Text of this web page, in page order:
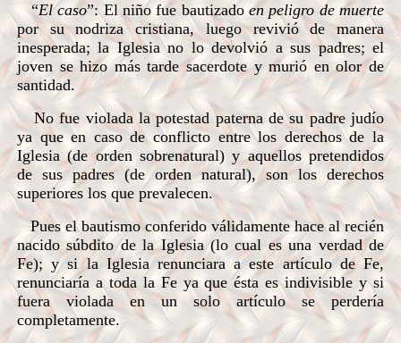
“El caso”: El niño fue bautizadoen peligro de muerte
por su nodriza cristiana, luego revivió de manera
inesperada; la Iglesia no lo devolvió a sus padres; el
joven se hizo más tarde sacerdote y murió en olor de
santidad.
No fue violada la potestad paterna de su padre judío
ya que en caso de conflicto entre los derechos de la
Iglesia (de orden sobrenatural) y aquellos pretendidos
de sus padres (de orden natural), son los derechos
superiores los que prevalecen.
Pues el bautismo conferido válidamente hace al recién
nacido súbdito de la Iglesia (lo cual es una verdad de
Fe); y si la Iglesia renunciara a este artículo de Fe,
renunciaría a toda la Fe ya que ésta es indivisible y si
fuera violada en un solo artículo se perdería
completamente.